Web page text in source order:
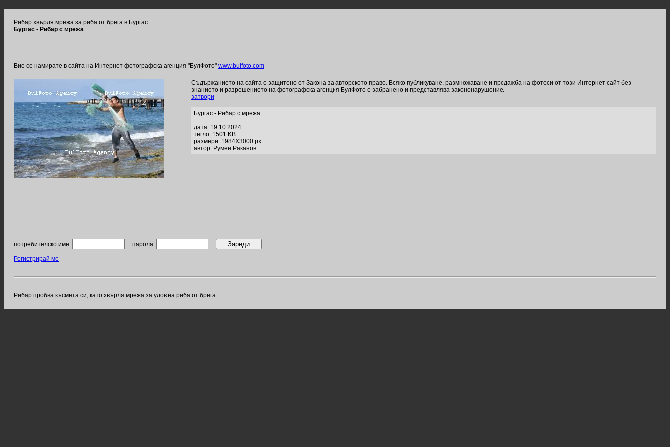
Рибар хвърля мрежа за риба от брега в Бургас
Бургас - Рибар с мрежа
Вие се намирате в сайта на Интернет фотографска агенция "БулФото" www.bulfoto.com
Съдържанието на сайта е защитено от Закона за авторското право. Всяко публикуване, размножаване и продажба на фотоси от този Интернет сайт без
знанието и разрешението на фотографска агенция БулФото е забранено и представлява закононарушение.
затвори
Бургас - Рибар с мрежа
дата: 19.10.2024
тегло: 1501 KB
размери: 1984X3000 px
автор: Румен Раканов
потребителско име: парола:
Регистрирай ме
Рибар пробва късмета си, като хвърля мрежа за улов на риба от брега